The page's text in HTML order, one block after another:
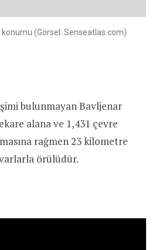
konumu (Görsel: Senseatlas.com)
bulunmayan Bavljenar
alana ve 1,431 çevre
rağmen 23 kilometre
örülüdür.